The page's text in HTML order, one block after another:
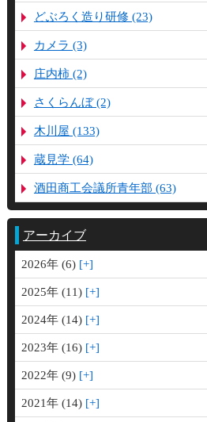
どぶろく造り研修 (23)
カメラ (3)
庄内柿 (2)
さくらんぼ (2)
木川屋 (133)
蔵見学 (64)
酒田商工会議所青年部 (63)
アーカイブ
2026年 (6)
2025年 (11)
2024年 (14)
2023年 (16)
2022年 (9)
2021年 (14)